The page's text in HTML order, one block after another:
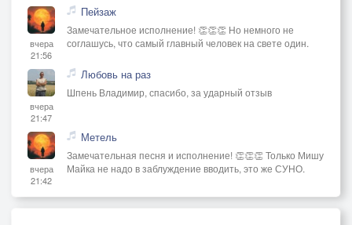
вчера
21:56
Пейзаж
Замечательное исполнение! 👏👏👏 Но немного не
соглашусь, что самый главный человек на свете один.
вчера
21:47
Любовь на раз
Шпень Владимир, спасибо, за ударный отзыв
вчера
21:42
Метель
Замечательная песня и исполнение! 👏👏👏 Только Мишу
Майка не надо в заблуждение вводить, это же СУНО.